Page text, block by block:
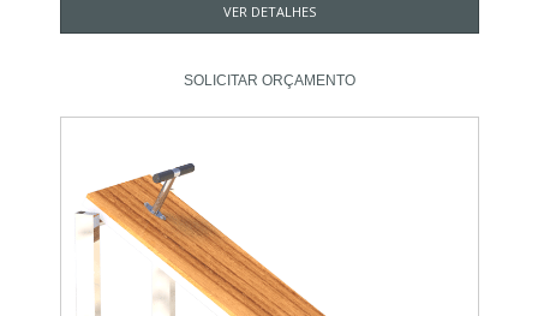
VER DETALHES
SOLICITAR ORÇAMENTO